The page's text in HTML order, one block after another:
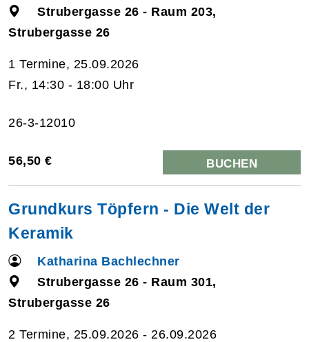
Strubergasse 26 - Raum 203,
Strubergasse 26
1 Termine, 25.09.2026
Fr., 14:30 - 18:00 Uhr
26-3-12010
56,50 € BUCHEN
Grundkurs Töpfern - Die Welt der
Keramik
Katharina Bachlechner
Strubergasse 26 - Raum 301,
Strubergasse 26
2 Termine, 25.09.2026 - 26.09.2026